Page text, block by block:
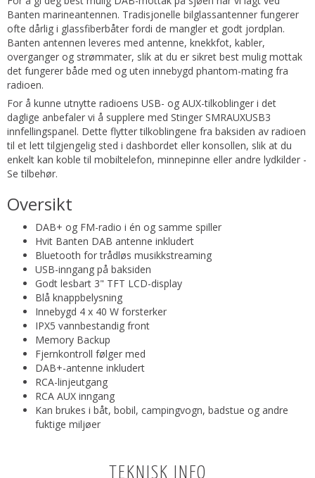
Banten marineantennen. Tradisjonelle bilglassantenner fungerer
ofte dårlig i glassfiberbåter fordi de mangler et godt jordplan.
Banten antennen leveres med antenne, knekkfot, kabler,
overganger og strømmater, slik at du er sikret best mulig mottak
det fungerer både med og uten innebygd phantom-mating fra
radioen.
For å kunne utnytte radioens USB- og AUX-tilkoblinger i det
daglige anbefaler vi å supplere med Stinger SMRAUXUSB3
innfellingspanel. Dette flytter tilkoblingene fra baksiden av radioen
til et lett tilgjengelig sted i dashbordet eller konsollen, slik at du
enkelt kan koble til mobiltelefon, minnepinne eller andre lydkilder -
Se tilbehør.
Oversikt
DAB+ og FM-radio i én og samme spiller
Hvit Banten DAB antenne inkludert
Bluetooth for trådløs musikkstreaming
USB-inngang på baksiden
Godt lesbart 3" TFT LCD-display
Blå knappbelysning
Innebygd 4 x 40 W forsterker
IPX5 vannbestandig front
Memory Backup
Fjernkontroll følger med
DAB+-antenne inkludert
RCA-linjeutgang
RCA AUX inngang
Kan brukes i båt, bobil, campingvogn, badstue og andre
fuktige miljøer
TEKNISK INFO